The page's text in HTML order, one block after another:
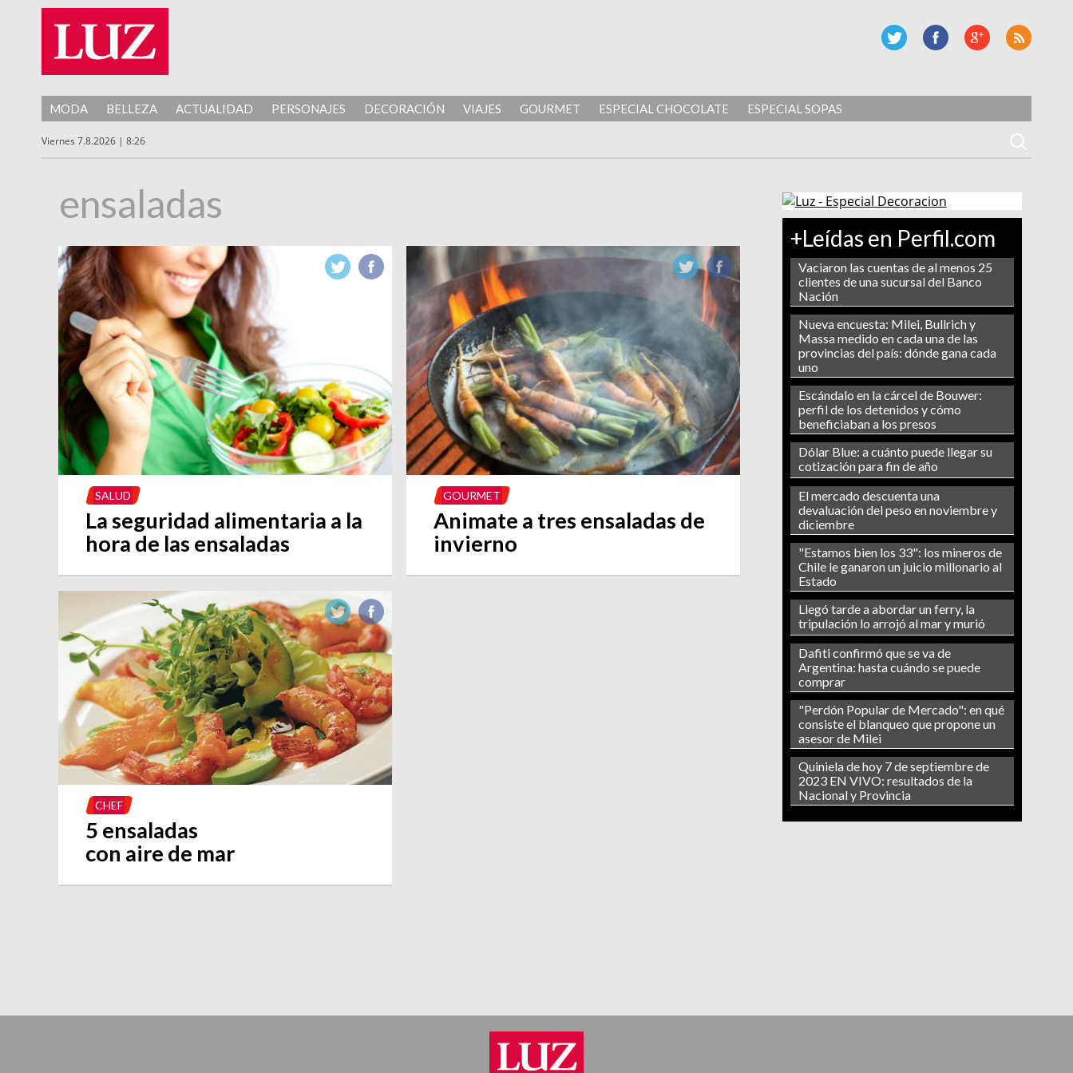
MODA BELLEZA ACTUALIDAD PERSONAJES DECORACIÓN VIAJES GOURMET ESPECIAL CHOCOLATE ESPECIAL SOPAS
Viernes 7.8.2026 | 8:26
+Leídas en Perfil.com
Vaciaron las cuentas de al menos 25
clientes de una sucursal del Banco
Nación
Nueva encuesta: Milei, Bullrich y
Massa medido en cada una de las
provincias del país: dónde gana cada
uno
Escándalo en la cárcel de Bouwer:
perfil de los detenidos y cómo
beneficiaban a los presos
Dólar Blue: a cuánto puede llegar su
cotización para fin de año
El mercado descuenta una
devaluación del peso en noviembre y
diciembre
"Estamos bien los 33": los mineros de
Chile le ganaron un juicio millonario al
Estado
Llegó tarde a abordar un ferry, la
tripulación lo arrojó al mar y murió
Dafiti confirmó que se va de
Argentina: hasta cuándo se puede
comprar
"Perdón Popular de Mercado": en qué
consiste el blanqueo que propone un
asesor de Milei
Quiniela de hoy 7 de septiembre de
2023 EN VIVO: resultados de la
Nacional y Provincia
ensaladas
SALUD
La seguridad alimentaria a la
hora de las ensaladas
GOURMET
Animate a tres ensaladas de
invierno
CHEF
5 ensaladas
con aire de mar